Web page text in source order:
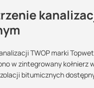
TWOP marki
w zintegrowany
bitumicznych
przejście przez
kontroli ani
Podlega zwrotowi?:
tak
techniczna
KB